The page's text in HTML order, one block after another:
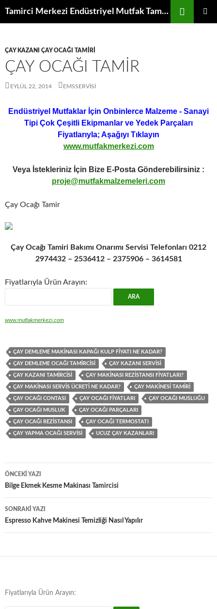
Tamirci Merkezi Endüstriyel Mutfak Tamiri Periyodik Bakımı Servisi
ÇAY KAZANI ÇAY OCAĞI TAMIRI
ÇAY OCAĞI TAMIR
EYLÜL 22, 2014 EMSSERVISI
Endüstriyel Mutfaklar İçin Onbinlerce Malzeme - Sanayi
Tipi Çok Çeşitli Ekipmanlar ve Yedek Parçaları
Fiyatlarıyla; Aşağıyı Tıklayın
www.mutfakmerkezi.com
Veya İstekleriniz İçin Bize E-Posta Gönderebilirsiniz :
proje@mutfakmalzemeleri.com
Çay Ocağı Tamir
Çay Ocağı Tamiri Bakımı Onarımı Servisi Telefonları 0212
2974432 – 2536412 – 2375906 – 3614581
Fiyatlarıyla Ürün Arayın:
www.mutfakmerkezi.com
ÇAY DEMLEME MAKINASI KAPAĞI KULP FIYATI NE KADAR?
ÇAY DEMLEME OCAĞI TAMIRCISI ÇAY KAZANI SERVISI
ÇAY KAZANI TAMIRCISI ÇAY MAKINASI REZISTANSI FIYATLARI?
ÇAY MAKINASI SERVIS ÜCRETI NE KADAR? ÇAY MAKINESI TAMIRI
ÇAY OCAĞI CONTASI ÇAY OCAĞI FIYATLARI ÇAY OCAĞI MUSLUĞU
ÇAY OCAĞI MUSLUK ÇAY OCAĞI PARÇALARI
ÇAY OCAĞI REZISTANSI ÇAY OCAĞI TERMOSTATI
ÇAY YAPMA OCAĞI SERVISI UCUZ ÇAY KAZANLARI
Yazı
dolaşımı
ÖNCEKI YAZI
Bilge Ekmek Kesme Makinası Tamircisi
SONRAKI YAZI
Espresso Kahve Makinesi Temizliği Nasıl Yapılır
Fiyatlarıyla Ürün Arayın: